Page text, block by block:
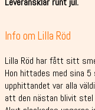
Info om Lilla Röd
Lilla Röd har fått sitt
Hon hittades med sina
upphittandet var alla
att den nästan blivit stel